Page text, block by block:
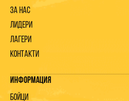
За нас
Лидери
Лагери
Контакти
Информация
Бойци